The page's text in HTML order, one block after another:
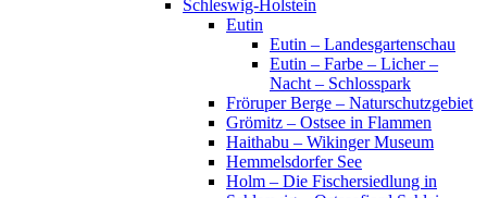
Schleswig-Holstein
Eutin
Eutin – Landesgartenschau
Eutin – Farbe – Licher –
Nacht – Schlosspark
Fröruper Berge – Naturschutzgebiet
Grömitz – Ostsee in Flammen
Haithabu – Wikinger Museum
Hemmelsdorfer See
Holm – Die Fischersiedlung in